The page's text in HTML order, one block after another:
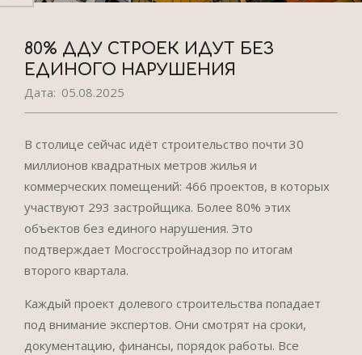
80% ДДУ СТРОЕК ИДУТ БЕЗ
ЕДИНОГО НАРУШЕНИЯ
Дата: 05.08.2025
В столице сейчас идёт строительство почти 30
миллионов квадратных метров жилья и
коммерческих помещений: 466 проектов, в которых
участвуют 293 застройщика. Более 80% этих
объектов без единого нарушения. Это
подтверждает Мосгосстройнадзор по итогам
второго квартала.
Каждый проект долевого строительства попадает
под внимание экспертов. Они смотрят на сроки,
документацию, финансы, порядок работы. Все